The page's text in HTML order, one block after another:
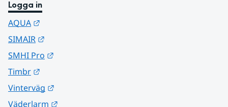
Logga in
AQUA
SIMAIR
SMHI Pro
Timbr
Vinterväg
Väderlarm